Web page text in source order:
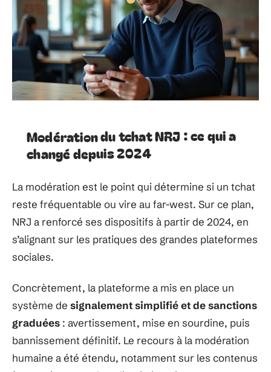
Modération du tchat NRJ : ce qui a
changé depuis 2024
La modération est le point qui détermine si un tchat
reste fréquentable ou vire au far-west. Sur ce plan,
NRJ a renforcé ses dispositifs à partir de 2024, en
s’alignant sur les pratiques des grandes plateformes
sociales.
Concrètement, la plateforme a mis en place un
système de signalement simplifié et de sanctions
graduées : avertissement, mise en sourdine, puis
bannissement définitif. Le recours à la modération
humaine a été étendu, notamment sur les contenus